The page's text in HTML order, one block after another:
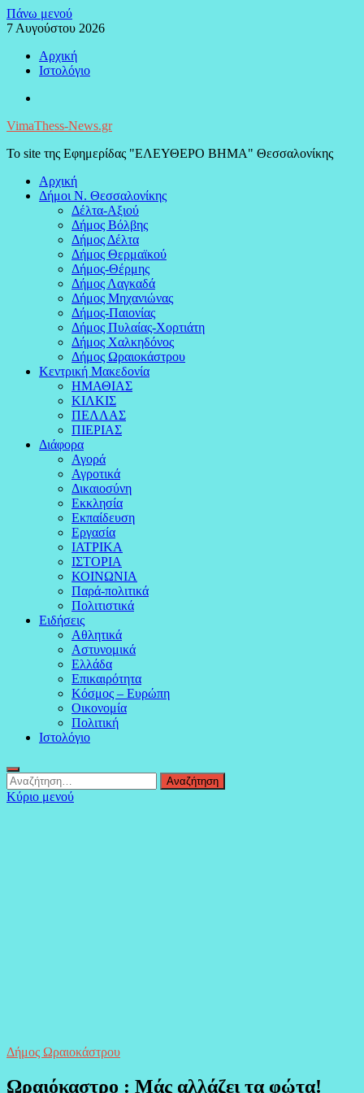
Μεταπηδήστε
στο
Πάνω μενού
7 Αυγούστου 2026
Αρχική
Ιστολόγιο
VimaThess-News.gr
Το site της Εφημερίδας "ΕΛΕΥΘΕΡΟ ΒΗΜΑ" Θεσσαλονίκης
Αρχική
Δήμοι Ν. Θεσσαλονίκης
Δέλτα-Αξιού
Δήμος Βόλβης
Δήμος Δέλτα
Δήμος Θερμαϊκού
Δήμος-Θέρμης
Δήμος Λαγκαδά
Δήμος Μηχανιώνας
Δήμος-Παιονίας
Δήμος Πυλαίας-Χορτιάτη
Δήμος Χαλκηδόνος
Δήμος Ωραιοκάστρου
Κεντρική Μακεδονία
ΗΜΑΘΙΑΣ
ΚΙΛΚΙΣ
ΠΕΛΛΑΣ
ΠΙΕΡΙΑΣ
Διάφορα
Αγορά
Αγροτικά
Δικαιοσύνη
Εκκλησία
Εκπαίδευση
Εργασία
ΙΑΤΡΙΚΑ
ΙΣΤΟΡΙΑ
ΚΟΙΝΩΝΙΑ
Παρά-πολιτικά
Πολιτιστικά
Ειδήσεις
Αθλητικά
Αστυνομικά
Ελλάδα
Επικαιρότητα
Κόσμος – Ευρώπη
Οικονομία
Πολιτική
Ιστολόγιο
Αναζήτηση
για:
Κύριο μενού
Δήμος Ωραιοκάστρου
Ωραιόκαστρο : Μάς αλλάζει τα φώτα!